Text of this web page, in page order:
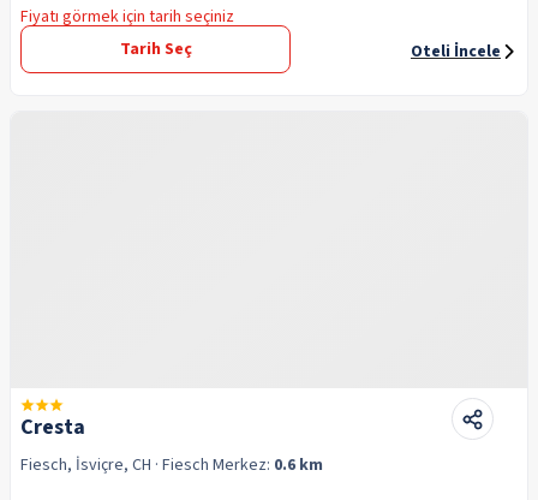
Fiyatı görmek için tarih seçiniz
Tarih Seç
Oteli İncele
Cresta
Fiesch, İsviçre, CH · Fiesch Merkez: 0.6 km